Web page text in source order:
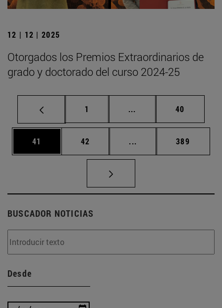
12 | 12 | 2025
Otorgados los Premios Extraordinarios de
grado y doctorado del curso 2024-25
Página
1 ... Páginas intermedias
Página
40
Página
41 Página
42 ... Páginas intermedias
Página
389
BUSCADOR NOTICIAS
Desde